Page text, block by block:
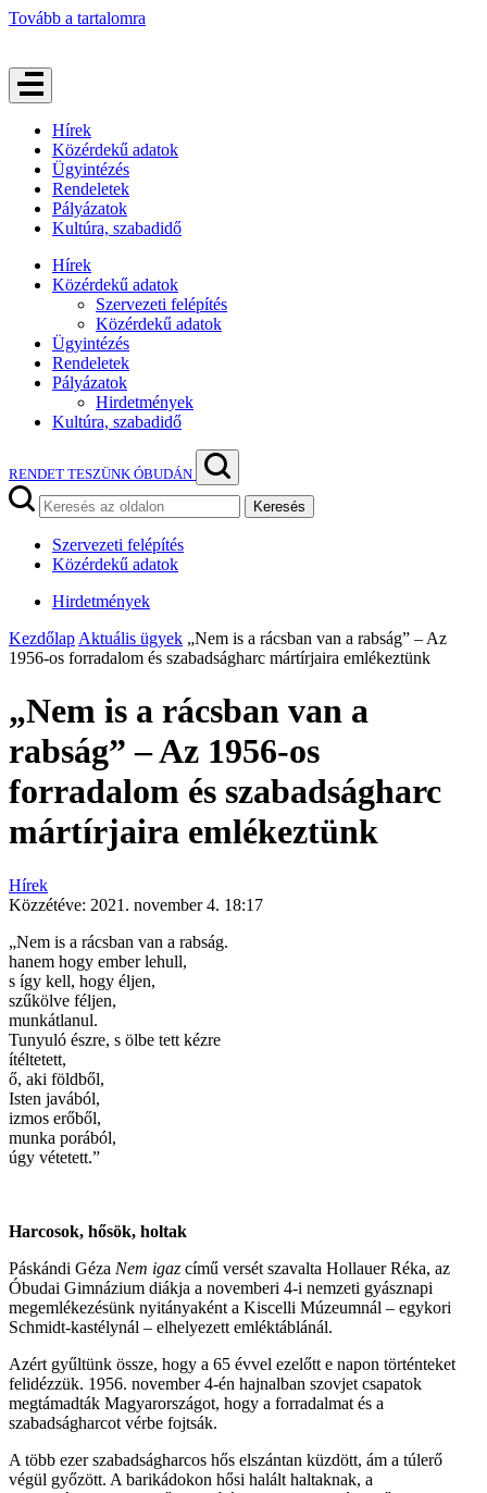
Tovább a tartalomra
Hírek
Közérdekű adatok
Ügyintézés
Rendeletek
Pályázatok
Kultúra, szabadidő
Hírek
Közérdekű adatok
Szervezeti felépítés
Közérdekű adatok
Ügyintézés
Rendeletek
Pályázatok
Hirdetmények
Kultúra, szabadidő
RENDET TESZÜNK ÓBUDÁN
Keresés
Szervezeti felépítés
Közérdekű adatok
Hirdetmények
Kezdőlap Aktuális ügyek „Nem is a rácsban van a rabság” – Az
1956-os forradalom és szabadságharc mártírjaira emlékeztünk
„Nem is a rácsban van a
rabság” – Az 1956-os
forradalom és szabadságharc
mártírjaira emlékeztünk
Hírek
Közzétéve: 2021. november 4. 18:17
„Nem is a rácsban van a rabság.
hanem hogy ember lehull,
s így kell, hogy éljen,
szűkölve féljen,
munkátlanul.
Tunyuló észre, s ölbe tett kézre
ítéltetett,
ő, aki földből,
Isten javából,
izmos erőből,
munka porából,
úgy vétetett.”
Harcosok, hősök, holtak
Páskándi Géza Nem igaz című versét szavalta Hollauer Réka, az
Óbudai Gimnázium diákja a novemberi 4-i nemzeti gyásznapi
megemlékezésünk nyitányaként a Kiscelli Múzeumnál – egykori
Schmidt-kastélynál – elhelyezett emléktáblánál.
Azért gyűltünk össze, hogy a 65 évvel ezelőtt e napon történteket
felidézzük. 1956. november 4-én hajnalban szovjet csapatok
megtámadták Magyarországot, hogy a forradalmat és a
szabadságharcot vérbe fojtsák.
A több ezer szabadságharcos hős elszántan küzdött, ám a túlerő
végül győzött. A barikádokon hősi halált haltaknak, a